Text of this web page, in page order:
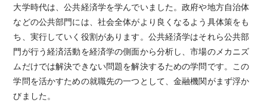
大学時代は、公共経済学を学んでいました。政府や地方自治体
などの公共部門には、社会全体がより良くなるよう具体策をも
ち、実行していく役割があります。公共経済学はそれら公共部
門が行う経済活動を経済学の側面から分析し、市場のメカニズ
ムだけでは解決できない問題を解決するための学問です。この
学問を活かすための就職先の一つとして、金融機関がまず浮か
びました。